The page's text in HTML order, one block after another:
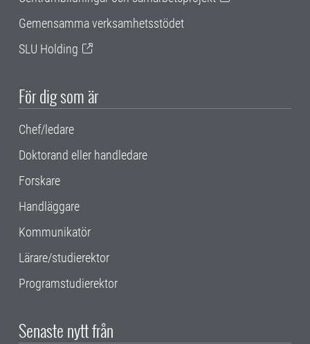
Gemensamma verksamhetsstödet
SLU Holding
För dig som är
Chef/ledare
Doktorand eller handledare
Forskare
Handläggare
Kommunikatör
Lärare/studierektor
Programstudierektor
Senaste nytt från